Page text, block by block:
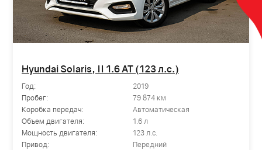
Hyundai Solaris, II 1.6 AT (123 л.с.)
Год:
2019
Пробег:
79 874 км
Коробка передач:
Автоматическая
Объем двигателя:
1.6 л
Мощность двигателя:
123 л.с.
Привод:
Передний